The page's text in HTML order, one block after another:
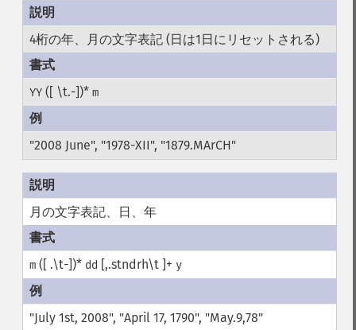
4桁の年、月の文字表記 (日は1日にリセットされる)
YY([ \t.-])* m
"2008 June", "1978-XII", "1879.MArCH"
月の文字表記、日、年
m([ .\t-])* dd [,.stndrh\t ]+ y
"July 1st, 2008", "April 17, 1790", "May.9,78"